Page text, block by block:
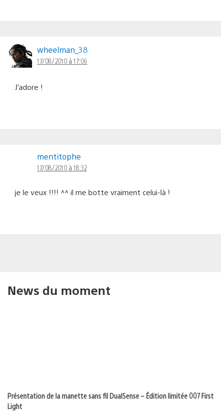
wheelman_38
17/08/2010 à 17:06
J’adore !
mentitophe
17/08/2010 à 18:32
je le veux !!!! ^^ il me botte vraiment celui-là !
News du moment
Présentation de la manette sans fil DualSense – Édition limitée 007 First
Light